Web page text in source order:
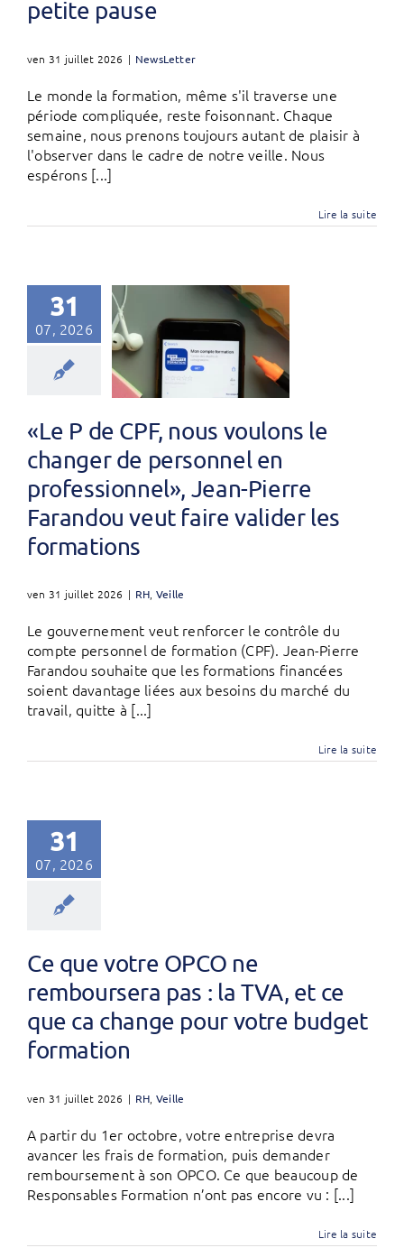
petite pause
ven 31 juillet 2026 | NewsLetter
Le monde la formation, même s'il traverse une
période compliquée, reste foisonnant. Chaque
semaine, nous prenons toujours autant de plaisir à
l'observer dans le cadre de notre veille. Nous
espérons [...]
Lire la suite
31
07, 2026
«Le P de CPF, nous voulons le
changer de personnel en
professionnel», Jean-Pierre
Farandou veut faire valider les
formations
ven 31 juillet 2026 | RH, Veille
Le gouvernement veut renforcer le contrôle du
compte personnel de formation (CPF). Jean-Pierre
Farandou souhaite que les formations financées
soient davantage liées aux besoins du marché du
travail, quitte à [...]
Lire la suite
31
07, 2026
Ce que votre OPCO ne
remboursera pas : la TVA, et ce
que ca change pour votre budget
formation
ven 31 juillet 2026 | RH, Veille
A partir du 1er octobre, votre entreprise devra
avancer les frais de formation, puis demander
remboursement à son OPCO. Ce que beaucoup de
Responsables Formation n’ont pas encore vu : [...]
Lire la suite